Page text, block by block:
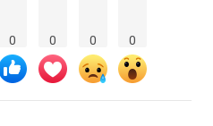
0 0 0 0